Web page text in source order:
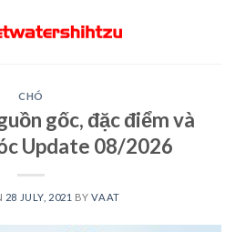
CHÓ
gốc, đặc điểm và
Update 08/2026
28 JULY, 2021 BYVAAT